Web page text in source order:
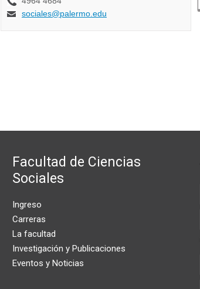
Facultad de Ciencias
Sociales
Ingreso
Carreras
La facultad
Investigación y Publicaciones
Eventos y Noticias